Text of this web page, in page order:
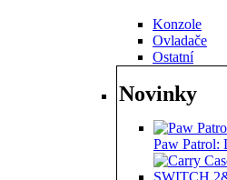
Konzole
Ovladače
Ostatní
Novinky
Paw Patrol: